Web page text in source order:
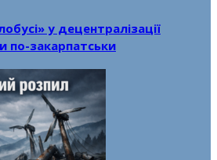
у децентралізації
по-закарпатськи